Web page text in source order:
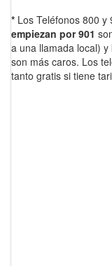
* Los Teléfonos 800
empiezan por 901
a una llamada local) y
son más caros. Los
tanto gratis si tiene